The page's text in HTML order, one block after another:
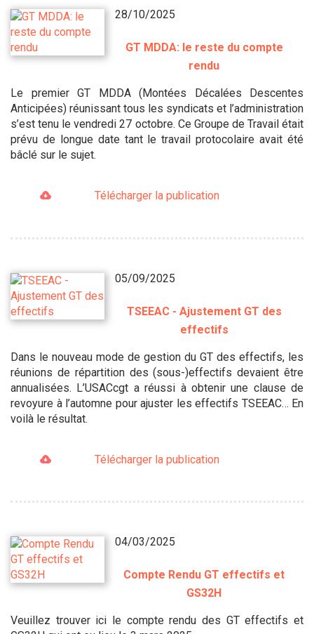
28/10/2025
GT MDDA: le reste du compte
rendu
Le premier GT MDDA (Montées Décalées Descentes
Anticipées) réunissant tous les syndicats et l’administration
s’est tenu le vendredi 27 octobre. Ce Groupe de Travail était
prévu de longue date tant le travail protocolaire avait été
bâclé sur le sujet.
Télécharger la publication
05/09/2025
TSEEAC - Ajustement GT des
effectifs
Dans le nouveau mode de gestion du GT des effectifs, les
réunions de répartition des (sous-)effectifs devaient être
annualisées. L’USACcgt a réussi à obtenir une clause de
revoyure à l’automne pour ajuster les effectifs TSEEAC… En
voilà le résultat.
Télécharger la publication
04/03/2025
Compte Rendu GT effectifs et
GS32H
Veuillez trouver ici le compte rendu des GT effectifs et